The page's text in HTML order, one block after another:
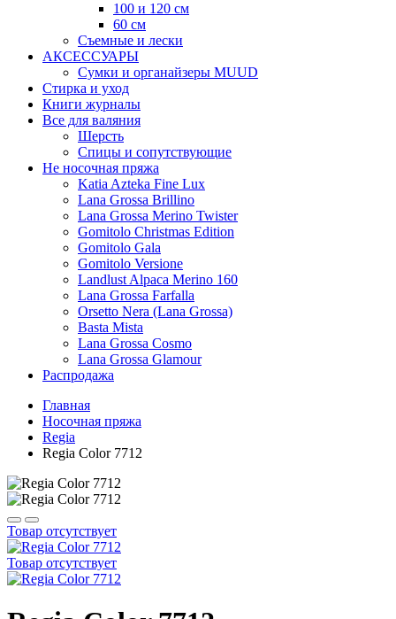
100 и 120 см
60 см
Съемные и лески
АКСЕССУАРЫ
Сумки и органайзеры MUUD
Стирка и уход
Книги журналы
Все для валяния
Шерсть
Спицы и сопутствующие
Не носочная пряжа
Katia Azteka Fine Lux
Lana Grossa Brillino
Lana Grossa Merino Twister
Gomitolo Christmas Edition
Gomitolo Gala
Gomitolo Versione
Landlust Alpaca Merino 160
Lana Grossa Farfalla
Orsetto Nera (Lana Grossa)
Basta Mista
Lana Grossa Cosmo
Lana Grossa Glamour
Распродажа
Главная
Носочная пряжа
Regia
Regia Color 7712
Товар отсутствует
Товар отсутствует